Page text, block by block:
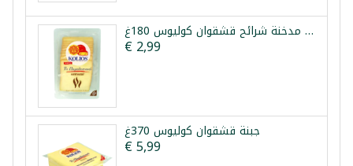
جبنة مدخنة شرائح قشقوان كوليوس 180غ
€ 2,99
جبنة قشقوان كوليوس 370غ
€ 5,99